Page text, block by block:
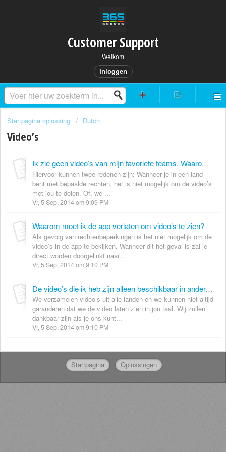
Customer Support
Welkom
Inloggen
Startpagina oplossing Dutch
Video’s
Ik zie geen video’s van mijn favoriete teams. Waarom niet?
Hiervoor kunnen twee redenen zijn: Wanneer je in een land
bent met bepaalde rechten, het is niet mogelijk om de video’s
met jou te delen. Of, we ...
Vr, 5 Sep, 2014 om 9:09 PM
Waarom moet ik de app verlaten om video’s te zien?
Als gevolg van rechtenbeperkingen is het niet mogelijk om de
video’s in de app te bekijken. Wanneer dit het geval is zal je
direct worden doorgelinkt naar...
Vr, 5 Sep, 2014 om 9:10 PM
De video’s die ik heb zijn alleen beschikbaar in andere talen. Wat kan ik doen?
We verzamelen video’s uit alle landen en we kunnen niet altijd
garanderen dat we de video laten zien in jou taal. Wij zullen
dankbaar zijn als je ons kunt...
Vr, 5 Sep, 2014 om 9:10 PM
Startpagina Oplossingen